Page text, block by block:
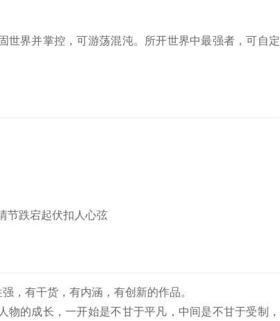
界并掌控，可游荡混沌。所开世界中最强者，可自定
节跌宕起伏扣人心弦
，有干货，有内涵，有创新的作品。
的成长，一开始是不甘于平凡，中间是不甘于受制，